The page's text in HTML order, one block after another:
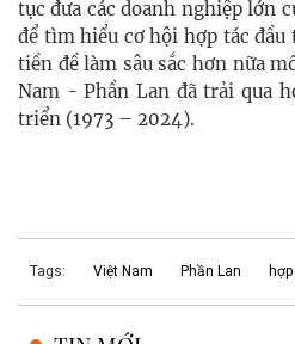
tục đưa các doanh nghiệp lớn
để tìm hiểu cơ hội hợp tác
tiền đề làm sâu sắc hơn nữa
Nam - Phần Lan đã trải qua
triển (1973 – 2024).
Tags: Việt Nam Phần Lan